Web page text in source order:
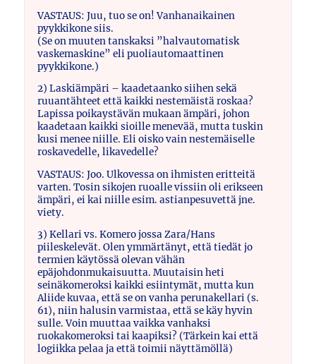
VASTAUS: Juu, tuo se on! Vanhanaikainen
pyykkikone siis.
(Se on muuten tanskaksi ”halvautomatisk
vaskemaskine” eli puoliautomaattinen
pyykkikone.)
2) Laskiämpäri – kaadetaanko siihen sekä
ruuantähteet että kaikki nestemäistä roskaa?
Lapissa poikaystävän mukaan ämpäri, johon
kaadetaan kaikki sioille menevää, mutta tuskin
kusi menee niille. Eli oisko vain nestemäiselle
roskavedelle, likavedelle?
VASTAUS: Joo. Ulkovessa on ihmisten eritteitä
varten. Tosin sikojen ruoalle vissiin oli erikseen
ämpäri, ei kai niille esim. astianpesuvettä jne.
viety.
3) Kellari vs. Komero jossa Zara/Hans
piileskelevät. Olen ymmärtänyt, että tiedät jo
termien käytössä olevan vähän
epäjohdonmukaisuutta. Muutaisin heti
seinäkomeroksi kaikki esiintymät, mutta kun
Aliide kuvaa, että se on vanha perunakellari (s.
61), niin halusin varmistaa, että se käy hyvin
sulle. Voin muuttaa vaikka vanhaksi
ruokakomeroksi tai kaapiksi? (Tärkein kai että
logiikka pelaa ja että toimii näyttämöllä)